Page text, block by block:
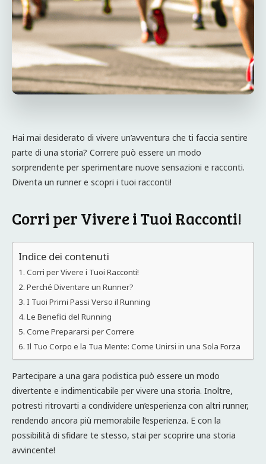
Hai mai desiderato di vivere un’avventura che ti faccia sentire
parte di una storia? Correre può essere un modo
sorprendente per sperimentare nuove sensazioni e racconti.
Diventa un runner e scopri i tuoi racconti!
Corri per Vivere i Tuoi Racconti!
Indice dei contenuti
Corri per Vivere i Tuoi Racconti!
Perché Diventare un Runner?
I Tuoi Primi Passi Verso il Running
Le Benefici del Running
Come Prepararsi per Correre
Il Tuo Corpo e la Tua Mente: Come Unirsi in una Sola Forza
Partecipare a una gara podistica può essere un modo
divertente e indimenticabile per vivere una storia. Inoltre,
potresti ritrovarti a condividere un’esperienza con altri runner,
rendendo ancora più memorabile l’esperienza. E con la
possibilità di sfidare te stesso, stai per scoprire una storia
avvincente!